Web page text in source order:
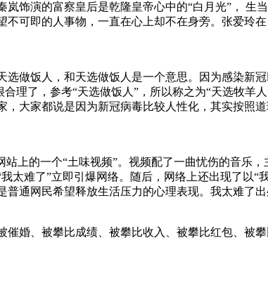
岚饰演的富察皇后是乾隆皇帝心中的“白月光”，
不可即的人事物，一直在心上却不在身旁。张爱玲
做饭人，和天选做饭人是一个意思。因为感染新
合理了，参考“天选做饭人”，所以称之为“天选牧
大家都说是因为新冠病毒比较人性化，其实按照
上的一个“土味视频”。视频配了一曲忧伤的音乐
太难了”立即引爆网络。随后，网络上还出现了以
普通网民希望释放生活压力的心理表现。我太难了
催婚、被攀比成绩、被攀比收入、被攀比红包、